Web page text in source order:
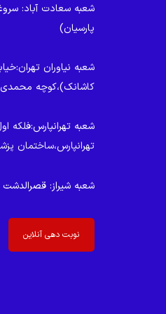
شعبه سعادت آباد:
پارسیان)
شعبه نیاوران تهران
کاشانک)،کوچه
شعبه تهرانپارس:فلکه
تهرانپارس،ساختمان
شعبه شیراز: قصرالدشت
نوبت دهی آنلاین